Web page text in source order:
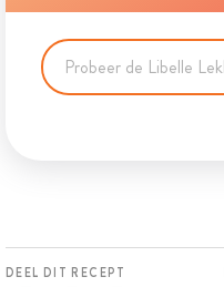
DEEL DIT RECEPT